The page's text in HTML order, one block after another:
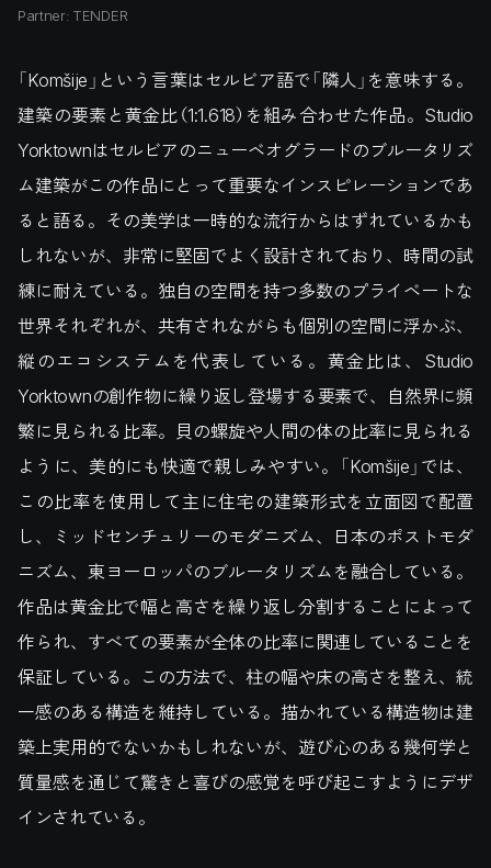
Partner: TENDER
「Komšije」という言葉はセルビア語で「隣人」を意味する。
建築の要素と黄金比（1:1.618）を組み合わせた作品。Studio
Yorktownはセルビアのニューベオグラードのブルータリズ
ム建築がこの作品にとって重要なインスピレーションであ
ると語る。その美学は一時的な流行からはずれているかも
しれないが、非常に堅固でよく設計されており、時間の試
練に耐えている。独自の空間を持つ多数のプライベートな
世界それぞれが、共有されながらも個別の空間に浮かぶ、
縦のエコシステムを代表している。黄金比は、Studio
Yorktownの創作物に繰り返し登場する要素で、自然界に頻
繁に見られる比率。貝の螺旋や人間の体の比率に見られる
ように、美的にも快適で親しみやすい。「Komšije」では、
この比率を使用して主に住宅の建築形式を立面図で配置
し、ミッドセンチュリーのモダニズム、日本のポストモダ
ニズム、東ヨーロッパのブルータリズムを融合している。
作品は黄金比で幅と高さを繰り返し分割することによって
作られ、すべての要素が全体の比率に関連していることを
保証している。この方法で、柱の幅や床の高さを整え、統
一感のある構造を維持している。描かれている構造物は建
築上実用的でないかもしれないが、遊び心のある幾何学と
質量感を通じて驚きと喜びの感覚を呼び起こすようにデザ
インされている。